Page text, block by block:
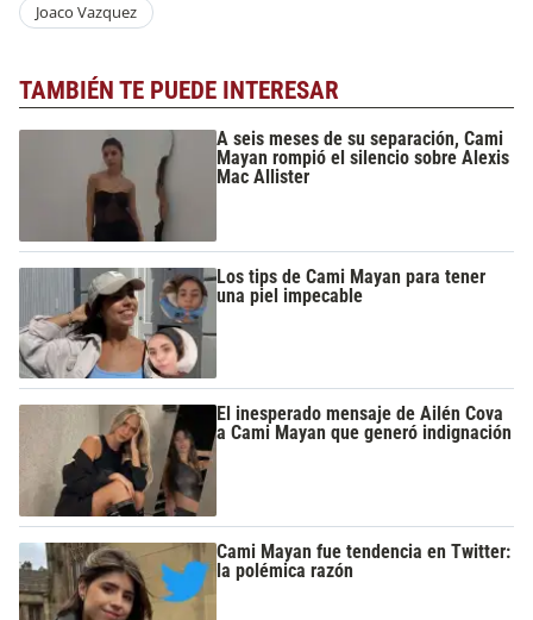
Joaco Vazquez
TAMBIÉN TE PUEDE INTERESAR
A seis meses de su separación, Cami
Mayan rompió el silencio sobre Alexis
Mac Allister
Los tips de Cami Mayan para tener
una piel impecable
El inesperado mensaje de Ailén Cova
a Cami Mayan que generó indignación
Cami Mayan fue tendencia en Twitter:
la polémica razón